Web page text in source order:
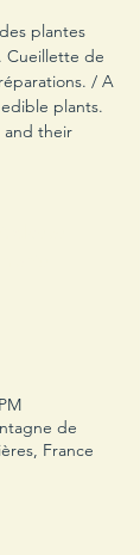
plantes
Cueillette de
/ A
plants.
and their
de
France